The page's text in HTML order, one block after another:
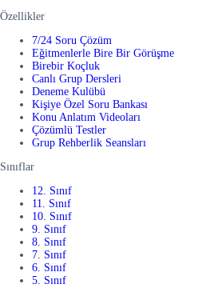
Özellikler
7/24 Soru Çözüm
Eğitmenlerle Bire Bir Görüşme
Birebir Koçluk
Canlı Grup Dersleri
Deneme Kulübü
Kişiye Özel Soru Bankası
Konu Anlatım Videoları
Çözümlü Testler
Grup Rehberlik Seansları
Sınıflar
12. Sınıf
11. Sınıf
10. Sınıf
9. Sınıf
8. Sınıf
7. Sınıf
6. Sınıf
5. Sınıf